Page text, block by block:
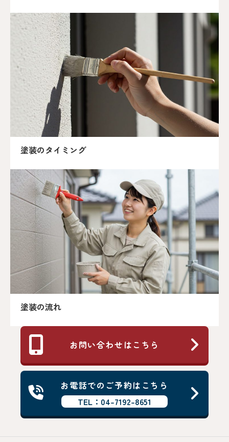
塗装のタイミング
塗装の流れ
お問い合わせはこちら
お電話でのご予約はこちら
TEL：04-7192-8651